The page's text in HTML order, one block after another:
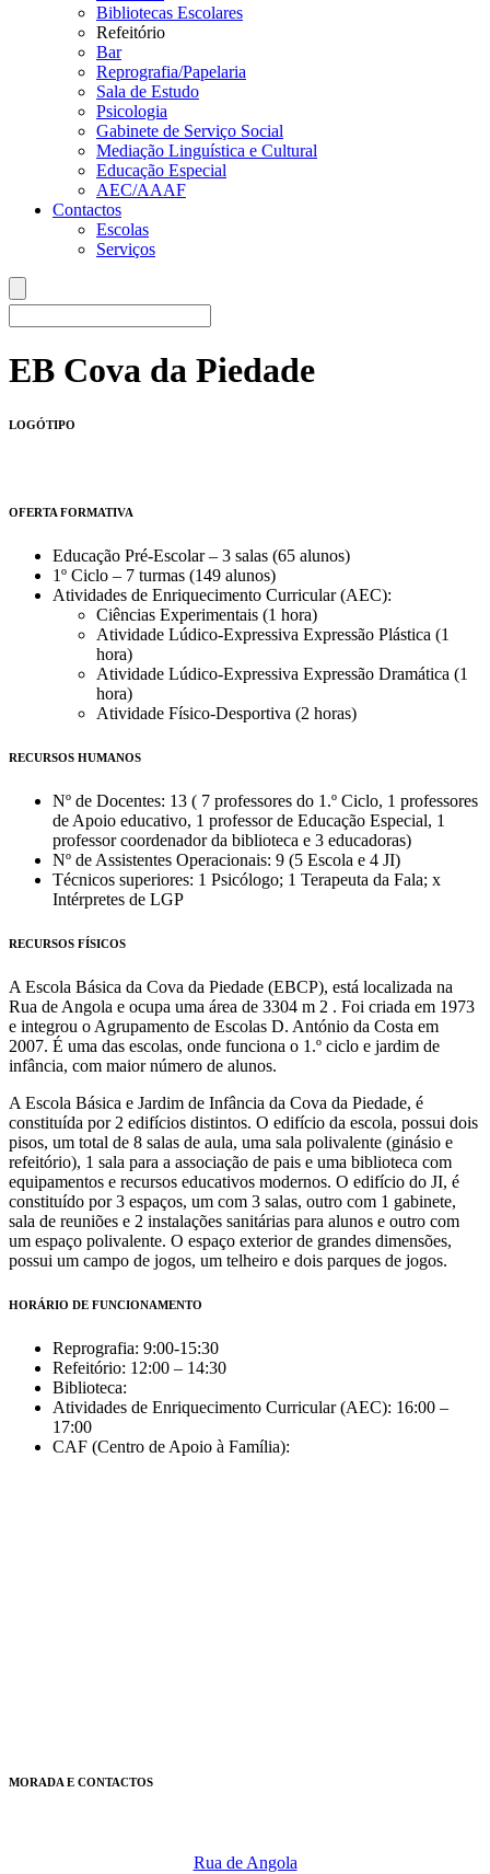
Bibliotecas Escolares
Refeitório
Bar
Reprografia/Papelaria
Sala de Estudo
Psicologia
Gabinete de Serviço Social
Mediação Linguística e Cultural
Educação Especial
AEC/AAAF
Contactos
Escolas
Serviços
EB Cova da Piedade
LOGÓTIPO
OFERTA FORMATIVA
Educação Pré-Escolar – 3 salas (65 alunos)
1º Ciclo – 7 turmas (149 alunos)
Atividades de Enriquecimento Curricular (AEC):
Ciências Experimentais (1 hora)
Atividade Lúdico-Expressiva Expressão Plástica (1
hora)
Atividade Lúdico-Expressiva Expressão Dramática (1
hora)
Atividade Físico-Desportiva (2 horas)
RECURSOS HUMANOS
Nº de Docentes: 13 ( 7 professores do 1.º Ciclo, 1 professores
de Apoio educativo, 1 professor de Educação Especial, 1
professor coordenador da biblioteca e 3 educadoras)
Nº de Assistentes Operacionais: 9 (5 Escola e 4 JI)
Técnicos superiores: 1 Psicólogo; 1 Terapeuta da Fala; x
Intérpretes de LGP
RECURSOS FÍSICOS
A Escola Básica da Cova da Piedade (EBCP), está localizada na
Rua de Angola e ocupa uma área de 3304 m 2 . Foi criada em 1973
e integrou o Agrupamento de Escolas D. António da Costa em
2007. É uma das escolas, onde funciona o 1.º ciclo e jardim de
infância, com maior número de alunos.
A Escola Básica e Jardim de Infância da Cova da Piedade, é
constituída por 2 edifícios distintos. O edifício da escola, possui dois
pisos, um total de 8 salas de aula, uma sala polivalente (ginásio e
refeitório), 1 sala para a associação de pais e uma biblioteca com
equipamentos e recursos educativos modernos. O edifício do JI, é
constituído por 3 espaços, um com 3 salas, outro com 1 gabinete,
sala de reuniões e 2 instalações sanitárias para alunos e outro com
um espaço polivalente. O espaço exterior de grandes dimensões,
possui um campo de jogos, um telheiro e dois parques de jogos.
HORÁRIO DE FUNCIONAMENTO
Reprografia: 9:00-15:30
Refeitório: 12:00 – 14:30
Biblioteca:
Atividades de Enriquecimento Curricular (AEC): 16:00 –
17:00
CAF (Centro de Apoio à Família):
MORADA E CONTACTOS
Rua de Angola